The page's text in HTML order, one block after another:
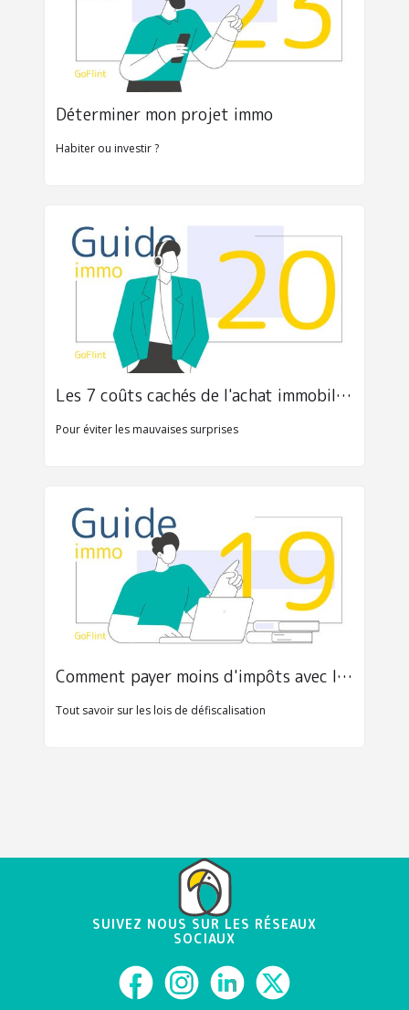
Déterminer mon projet immo
Habiter ou investir ?
Les 7 coûts cachés de l'achat immobilier
Pour éviter les mauvaises surprises
Comment payer moins d'impôts avec l'immobilier
Tout savoir sur les lois de défiscalisation
SUIVEZ NOUS SUR LES RÉSEAUX
SOCIAUX